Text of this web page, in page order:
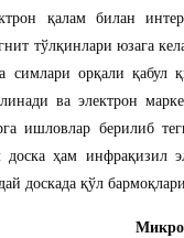
қалам билан
тўлқинлари юзага
симлари орқали қабул
ва электрон
ишловлар берилиб
доска ҳам инфрақизил
доскада қўл